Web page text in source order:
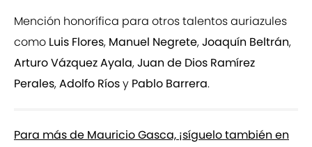
Mención honorífica para otros talentos auriazules
como Luis Flores, Manuel Negrete,Joaquín Beltrán,
Arturo Vázquez Ayala,Juan de Dios Ramírez
Perales,Adolfo Ríosy Pablo Barrera.
Para más de Mauricio Gasca, ¡síguelo también en